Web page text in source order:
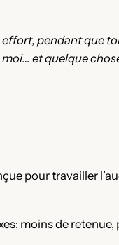
pendant que
moi… et quelque
pour travailler
moins de retenue,